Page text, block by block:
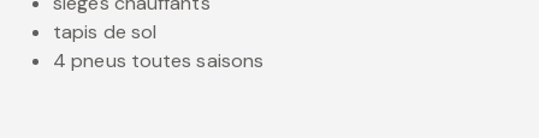
tapis de sol
4 pneus toutes saisons